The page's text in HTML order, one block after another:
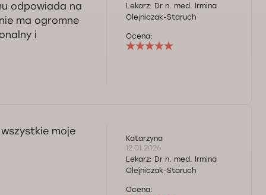
odpowiada na
ma ogromne
i
Lekarz: Dr n. med. Irmina
Olejniczak-Staruch
Ocena:
moje
Katarzyna
12.01.2026
Lekarz: Dr n. med. Irmina
Olejniczak-Staruch
Ocena: